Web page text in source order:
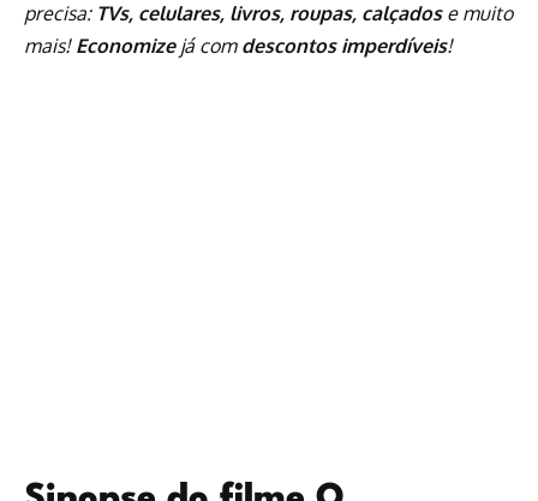
precisa: TVs, celulares, livros, roupas, calçadose muito
mais! Economizejá com descontos imperdíveis!